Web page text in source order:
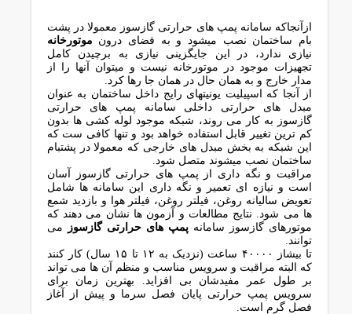
ازآنجاکه سامانه پمپ های حرارتی گازسوز معمولا در پشت
بام ساختمان نصب میشود و به فضای درون موتورخانه
نیازی ندارد، در این جایگزینی نیازی به برچیدن کامل
تجهیزات موجود در موتورخانه نیست و میتوان آنها را از
مدار خارج و به همان حال در همان جا رها کرد.
از آنجا که اسپیلیت یونیتهای رایج داخل ساختمان به عنوان
مبدل های حرارتی داخلی سامانه پمپ های حرارتی
گازسوز به کار می روند، شبکه موجود لوله کشی ها بدون
کم ترین تغییر قابل استفاده خواهد بود و تنها کافی ست که
این شبکه به بخش مبدل های خارجی که معمولا در پشتبام
ساختمان نصب میشوند متصل شود.
مراقبت و نگه داری از پمپ های حرارتی گازسوز آسان
است و نیازه ای تعمیر و نگه داری این سامانه ها شامل
تعویض سالیانه روغن، فیلتر روغن، فیلتر هوا و بازدید شمع
ها می شود. نتایج مطالعات و آزمون ها نشان می دهند که
موتورهای گازسوز سامانهپمپ های حرارتی گازسوز
می
توانند.
تا بیشاز ۴۰۰۰۰ ساعت (نزدیک به ۱۲ تا ۱۵ سال) کار کنند
که البته مراقبت و سرویس مناسب و منظم آن ها می تواند
بر طول عمر مفیدشان بی افزاید. بهترین زمان برای
سرویس پمپ حرارتی پایان فصل سرما و پیش از آغاز
فصل گرم است.